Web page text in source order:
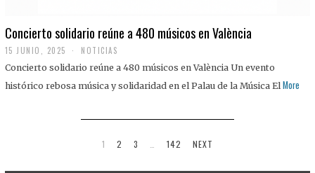
Concierto solidario reúne a 480 músicos en València
15 JUNIO, 2025 NOTICIAS
Concierto solidario reúne a 480 músicos en València Un evento
histórico rebosa música y solidaridad en el Palau de la Música El More
1 2 3 142 NEXT